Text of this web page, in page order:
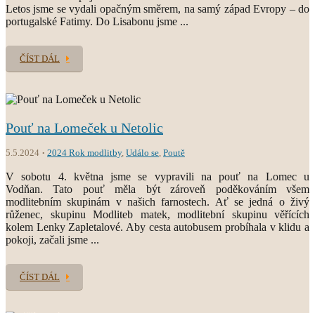
Letos jsme se vydali opačným směrem, na samý západ Evropy – do
portugalské Fatimy. Do Lisabonu jsme ...
ČÍST DÁL
Pouť na Lomeček u Netolic
5.5.2024 2024 Rok modlitby, Událo se, Poutě
V sobotu 4. května jsme se vypravili na pouť na Lomec u
Vodňan. Tato pouť měla být zároveň poděkováním všem
modlitebním skupinám v našich farnostech. Ať se jedná o živý
růženec, skupinu Modliteb matek, modlitební skupinu věřících
kolem Lenky Zapletalové. Aby cesta autobusem probíhala v klidu a
pokoji, začali jsme ...
ČÍST DÁL